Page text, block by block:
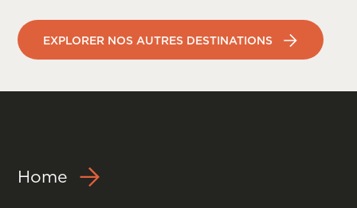
EXPLORER NOS AUTRES DESTINATIONS
Home